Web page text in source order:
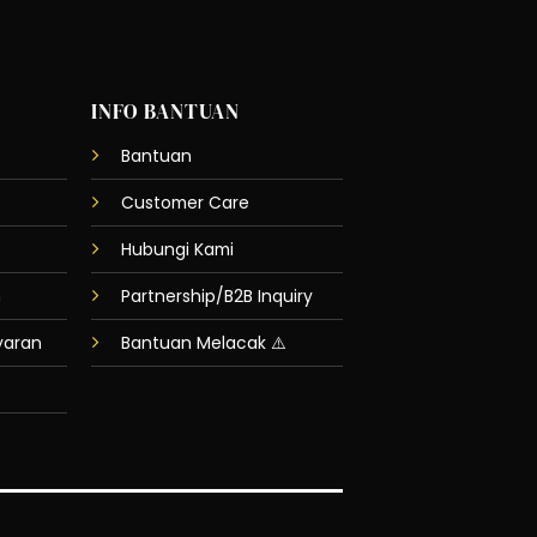
INFO BANTUAN
Bantuan
Customer Care
Hubungi Kami
Partnership/B2B Inquiry
Bantuan Melacak